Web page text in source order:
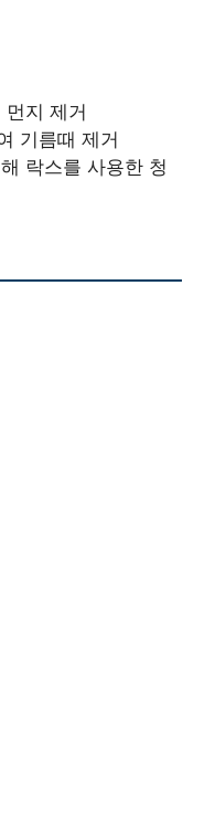
지 제거
기름때 제거
락스를 사용한 청